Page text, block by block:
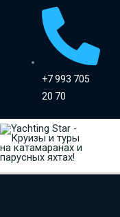
содержимому
+7 993 705
20 70